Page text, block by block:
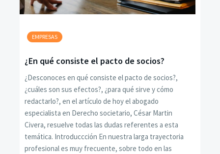
EMPRESAS
¿En qué consiste el pacto de socios?
¿Desconoces en qué consiste el pacto de socios?,
¿cuáles son sus efectos?, ¿para qué sirve y cómo
redactarlo?, en el artículo de hoy el abogado
especialista en Derecho societario, César Martin
Civera, resuelve todas las dudas referentes a esta
temática. Introduccción En nuestra larga trayectoria
profesional es muy frecuente, sobre todo en las